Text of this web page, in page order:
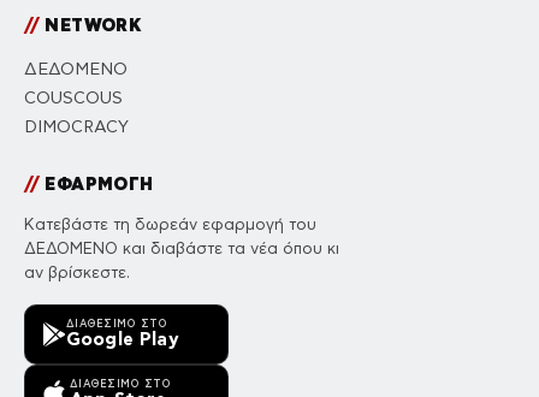
//NETWORK
ΔΕΔΟΜΕΝΟ
COUSCOUS
DIMOCRACY
//ΕΦΑΡΜΟΓΗ
Κατεβάστε τη δωρεάν εφαρμογή του
ΔΕΔΟΜΕΝΟ και διαβάστε τα νέα όπου κι
αν βρίσκεστε.
ΔΙΑΘΈΣΙΜΟ ΣΤΟ
Google Play
ΔΙΑΘΈΣΙΜΟ ΣΤΟ